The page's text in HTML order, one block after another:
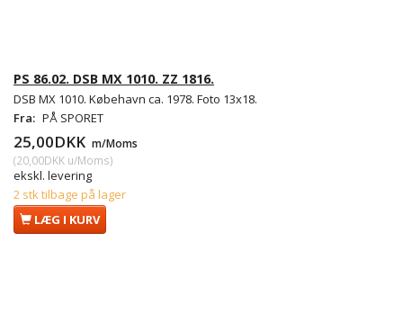
PS 86.02. DSB MX 1010. ZZ 1816.
DSB MX 1010. Købehavn ca. 1978. Foto 13x18.
Fra: PÅ SPORET
25,00DKK m/Moms
(20,00DKK u/Moms)
ekskl. levering
2 stk tilbage på lager
LÆG I KURV